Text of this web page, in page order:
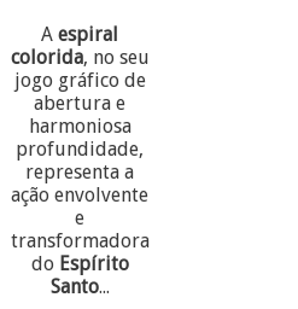
Aespiral
colorida, no seu
jogo gráfico de
abertura e
harmoniosa
profundidade,
representa a
ação envolvente
e
transformadora
do Espírito
Santo...